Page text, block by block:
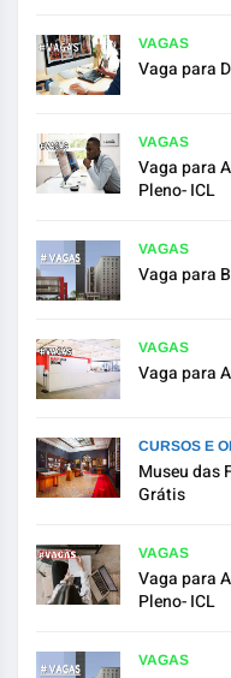
VAGAS
Vaga para
VAGAS
Vaga para
Pleno- ICL
VAGAS
Vaga para
VAGAS
Vaga para
CURSOS E
Museu das
Grátis
VAGAS
Vaga para
Pleno- ICL
VAGAS